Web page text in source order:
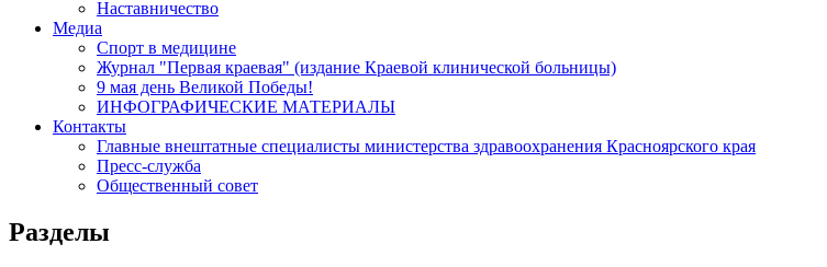
Наставничество
Медиа
Спорт в медицине
Журнал "Первая краевая" (издание Краевой клинической больницы)
9 мая день Великой Победы!
ИНФОГРАФИЧЕСКИЕ МАТЕРИАЛЫ
Контакты
Главные внештатные специалисты министерства здравоохранения Красноярского края
Пресс-служба
Общественный совет
Разделы